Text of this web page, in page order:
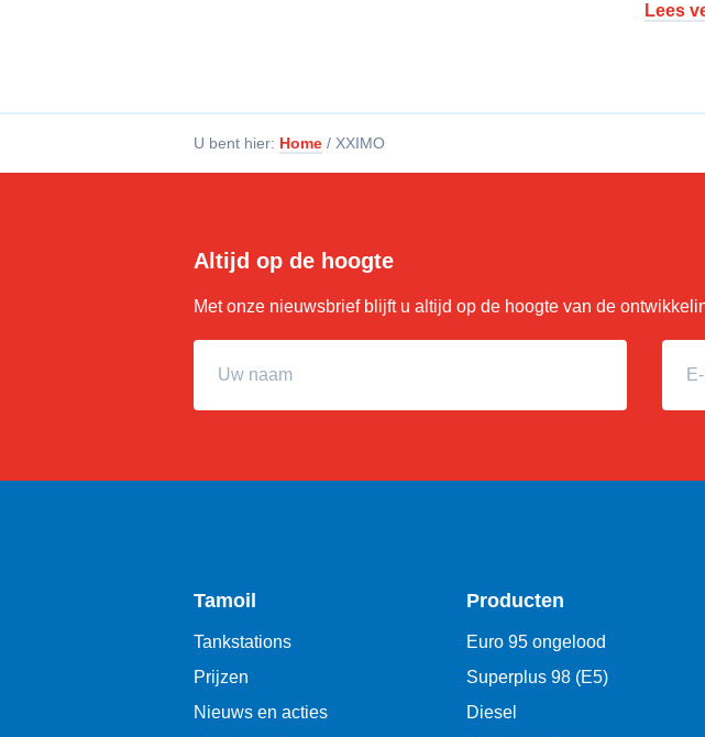
Lees
U bent hier: Home / XXIMO
Altijd op de hoogte
Met onze nieuwsbrief blijft u altijd op de hoogte van de
Tamoil
Tankstations
Prijzen
Nieuws en acties
Producten
Euro 95 ongelood
Superplus 98 (E5)
Diesel